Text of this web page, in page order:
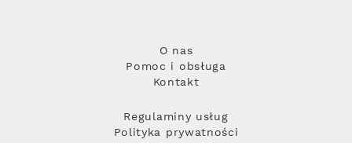
O nas
Pomoc i obsługa
Kontakt
Regulaminy usług
Polityka prywatności